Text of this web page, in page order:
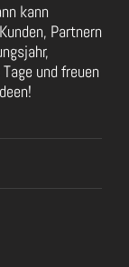
kann
Partnern
und freuen